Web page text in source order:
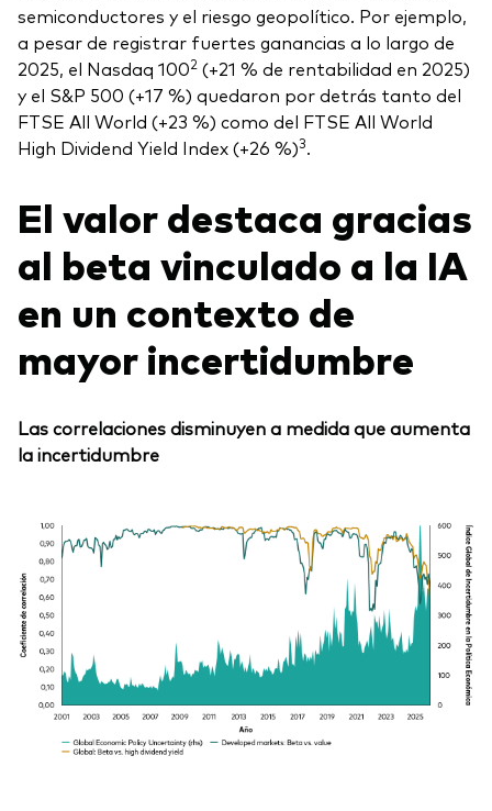
semiconductores y el riesgo geopolítico. Por ejemplo,
a pesar de registrar fuertes ganancias a lo largo de
2025, el Nasdaq 1002 (+21 % de rentabilidad en 2025)
y el S&P 500 (+17 %) quedaron por detrás tanto del
FTSE All World (+23 %) como del FTSE All World
High Dividend Yield Index (+26 %)3.
El valor destaca gracias
al beta vinculado a la IA
en un contexto de
mayor incertidumbre
Las correlaciones disminuyen a medida que aumenta
la incertidumbre